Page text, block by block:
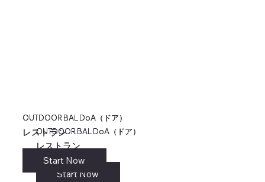
OUTDOOR BAL DoA（ドア）
レストラン
リンク
OUTDOOR BAL DoA（ドア）
レストラン
Start Now
OUTDOOR BAL DoA（ドア）
レストラン
Start Now
OUTDOOR BAL DoA（ドア）
レストラン
Start Now